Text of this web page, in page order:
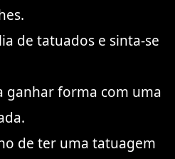
de tatuados e sinta-se
ganhar forma com uma
de ter uma tatuagem